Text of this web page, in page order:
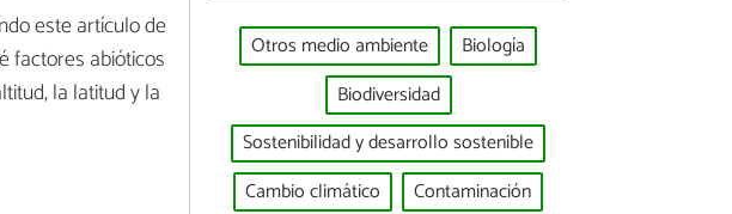
este artículo de
factores abióticos
la latitud y la
Otros medio ambiente
Biología
Biodiversidad
Sostenibilidad y desarrollo sostenible
Cambio climático
Contaminación